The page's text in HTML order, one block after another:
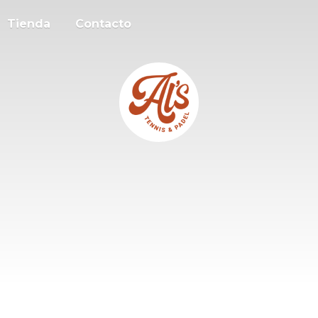
Tienda Contacto